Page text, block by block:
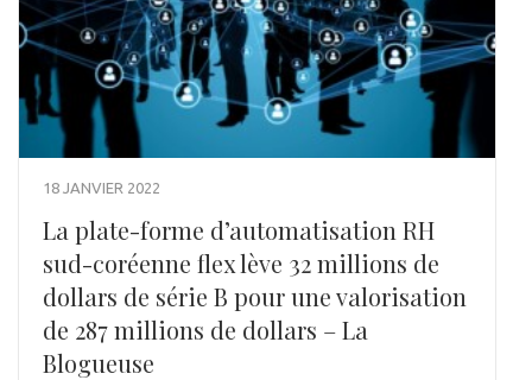
18 JANVIER 2022
La plate-forme d’automatisation RH
sud-coréenne flex lève 32 millions de
dollars de série B pour une valorisation
de 287 millions de dollars – La
Blogueuse